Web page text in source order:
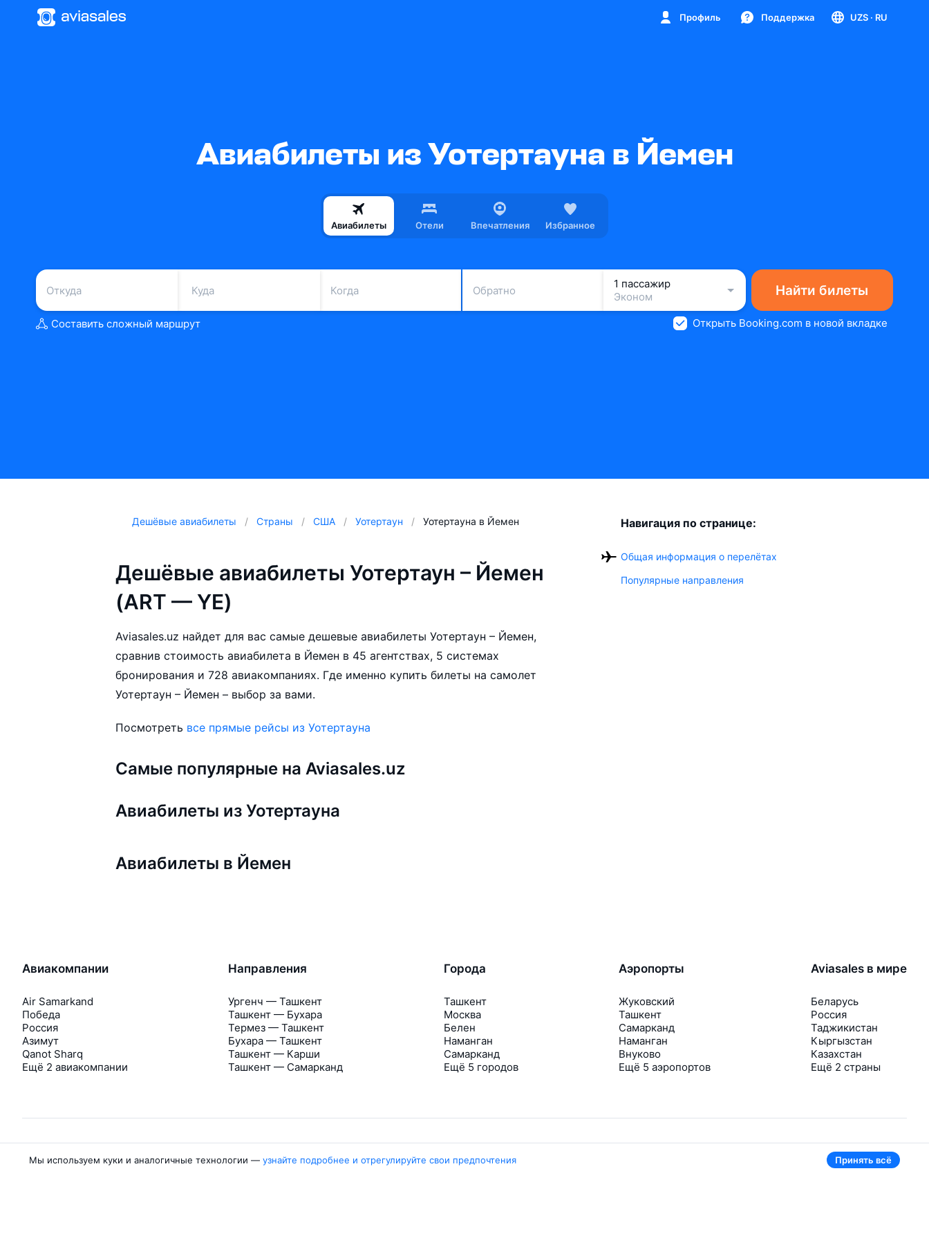
Профиль Поддержка UZS · RU
Авиабилеты из Уотертауна в Йемен
Авиабилеты Отели Впечатления Избранное
Когда Обратно
1 пассажир
Эконом
Найти билеты
Составить сложный маршрут Открыть Booking.com в новой вкладке
Дешёвые авиабилеты Страны США Уотертаун Уотертауна в Йемен
Дешёвые авиабилеты Уотертаун – Йемен
(ART — YE)
Aviasales.uz найдет для вас самые дешевые авиабилеты Уотертаун – Йемен,
сравнив стоимость авиабилета в Йемен в 45 агентствах, 5 системах
бронирования и 728 авиакомпаниях. Где именно купить билеты на самолет
Уотертаун – Йемен – выбор за вами.
Посмотреть все прямые рейсы из Уотертауна
Самые популярные на Aviasales.uz
Авиабилеты из Уотертауна
Авиабилеты в Йемен
Навигация по странице:
Общая информация о перелётах
Популярные направления
Авиакомпании
Air Samarkand
Победа
Россия
Азимут
Qanot Sharq
Ещё 2 авиакомпании
Направления
Ургенч — Ташкент
Ташкент — Бухара
Термез — Ташкент
Бухара — Ташкент
Ташкент — Карши
Ташкент — Самарканд
Города
Ташкент
Москва
Белен
Наманган
Самарканд
Ещё 5 городов
Аэропорты
Жуковский
Ташкент
Самарканд
Наманган
Внуково
Ещё 5 аэропортов
Aviasales в мире
Беларусь
Россия
Таджикистан
Кыргызстан
Казахстан
Ещё 2 страны
Об Авиасейлс
Мы используем куки и аналогичные технологии — узнайте подробнее и отрегулируйте свои предпочтения Принять всё